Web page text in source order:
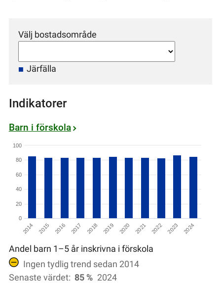
Välj bostadsområde
Järfälla
Indikatorer
2014 2015 2016 2017 2018 2019 2020 2021 2022 2023 2024
0
20
40
60
80
100
Barn i förskola
Andel barn 1–5 år inskrivna i förskola
Ingen tydlig trend sedan 2014
Senaste värdet: 85 % 2024